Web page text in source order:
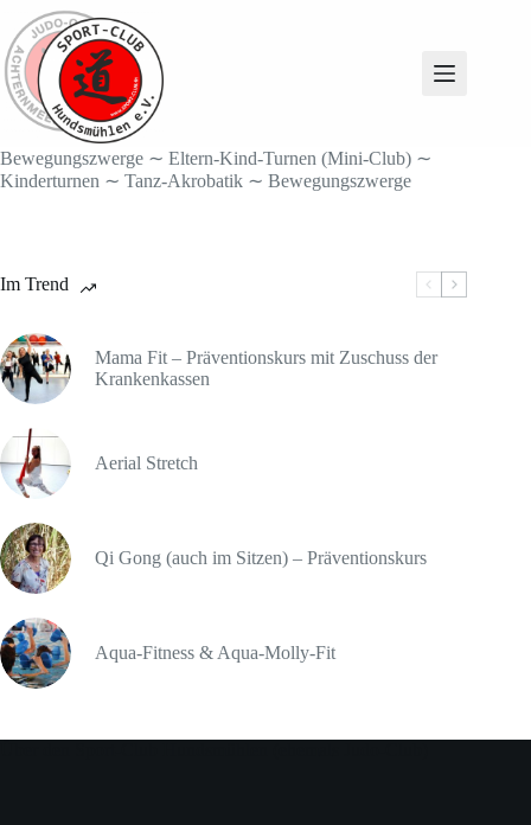
Inhalt
springen
Bewegungszwerge ∼ Eltern-Kind-Turnen (Mini-Club) ∼
Kinderturnen ∼ Tanz-Akrobatik ∼ Bewegungszwerge
Im Trend
Mama Fit – Präventionskurs mit Zuschuss der
Krankenkassen
Aerial Stretch
Qi Gong (auch im Sitzen) – Präventionskurs
Aqua-Fitness & Aqua-Molly-Fit